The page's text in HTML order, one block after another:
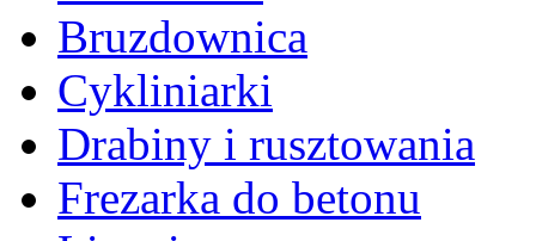
Bruzdownica
Cykliniarki
Drabiny i rusztowania
Frezarka do betonu